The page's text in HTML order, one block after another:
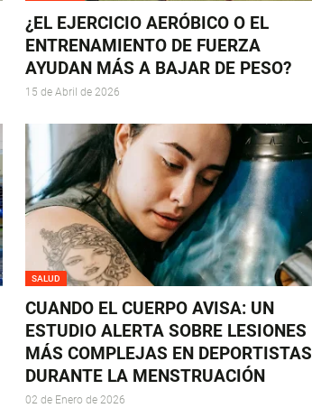
¿EL EJERCICIO AERÓBICO O EL
ENTRENAMIENTO DE FUERZA
AYUDAN MÁS A BAJAR DE PESO?
15 de Abril de 2026
SALUD
CUANDO EL CUERPO AVISA: UN
ESTUDIO ALERTA SOBRE LESIONES
MÁS COMPLEJAS EN DEPORTISTAS
DURANTE LA MENSTRUACIÓN
02 de Enero de 2026